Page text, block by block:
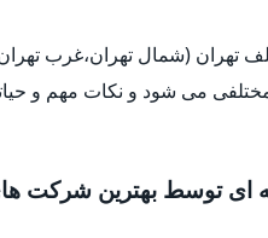
تهران (شمال تهران،غرب
می شود و نکات مهم و
ای توسط بهترین شرکت